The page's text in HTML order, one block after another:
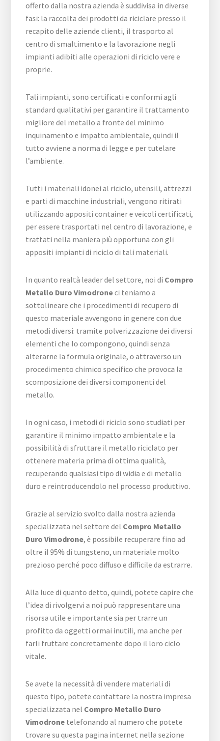
offerto dalla nostra azienda è suddivisa in diverse
fasi: la raccolta dei prodotti da riciclare presso il
recapito delle aziende clienti, il trasporto al
centro di smaltimento e la lavorazione negli
impianti adibiti alle operazioni di riciclo vere e
proprie.
Tali impianti, sono certificati e conformi agli
standard qualitativi per garantire il trattamento
migliore del metallo a fronte del minimo
inquinamento e impatto ambientale, quindi il
tutto avviene a norma di legge e per tutelare
l’ambiente.
Tutti i materiali idonei al riciclo, utensili, attrezzi
e parti di macchine industriali, vengono ritirati
utilizzando appositi container e veicoli certificati,
per essere trasportati nel centro di lavorazione, e
trattati nella maniera più opportuna con gli
appositi impianti di riciclo di tali materiali.
In quanto realtà leader del settore, noi di Compro
Metallo Duro Vimodroneci teniamo a
sottolineare che i procedimenti di recupero di
questo materiale avvengono in genere con due
metodi diversi: tramite polverizzazione dei diversi
elementi che lo compongono, quindi senza
alterarne la formula originale, o attraverso un
procedimento chimico specifico che provoca la
scomposizione dei diversi componenti del
metallo.
In ogni caso, i metodi di riciclo sono studiati per
garantire il minimo impatto ambientale e la
possibilità di sfruttare il metallo riciclato per
ottenere materia prima di ottima qualità,
recuperando qualsiasi tipo di widia e di metallo
duro e reintroducendolo nel processo produttivo.
Grazie al servizio svolto dalla nostra azienda
specializzata nel settore del Compro Metallo
Duro Vimodrone, è possibile recuperare fino ad
oltre il 95% di tungsteno, un materiale molto
prezioso perché poco diffuso e difficile da estrarre.
Alla luce di quanto detto, quindi, potete capire che
l’idea di rivolgervi a noi può rappresentare una
risorsa utile e importante sia per trarre un
profitto da oggetti ormai inutili, ma anche per
farli fruttare concretamente dopo il loro ciclo
vitale.
Se avete la necessità di vendere materiali di
questo tipo, potete contattare la nostra impresa
specializzata nel Compro Metallo Duro
Vimodrone telefonando al numero che potete
trovare su questa pagina internet nella sezione